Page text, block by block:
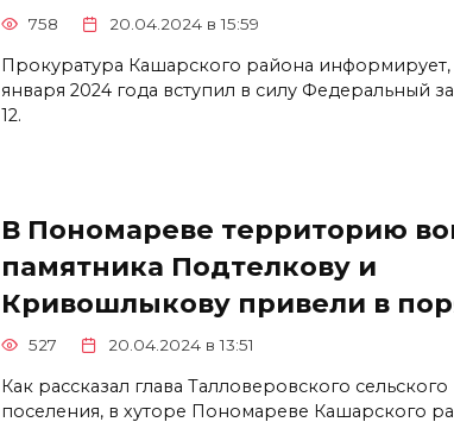
758 20.04.2024 в 15:59
Прокуратура Кашарского района информирует,
января 2024 года вступил в силу Федеральный
12.
В Пономареве территорию
памятника Подтелкову и
Кривошлыкову привели в
527 20.04.2024 в 13:51
Как рассказал глава Талловеровского сельского
поселения, в хуторе Пономареве Кашарского